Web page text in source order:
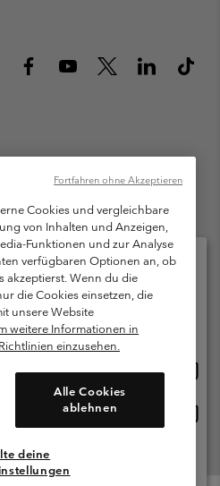
GmbH. Moosfeldstraße 1, 5101
Rechte vorbehalten.
Verkaufsbedingungen
Garantie
des Mitglieder Programms
Inhalte
& 14:00- 18:00 Uhr
Cookies und vergleichbare
von Inhalten und Anzeigen,
Funktionen und zur Analyse
verfügbaren Optionen an, ob
akzeptierst. Wenn du die
die Cookies einsetzen, die
unsere Website
weitere Informationen in
einzusehen.
Alle Cookies
ablehnen
deine
Fortfahren ohne Akzeptieren
und Ihre Sprache
verfügbar
Anzeigen